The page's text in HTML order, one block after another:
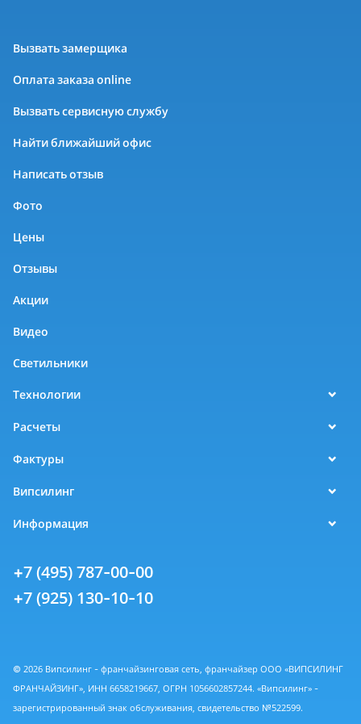
Вызвать замерщика
Оплата заказа online
Вызвать сервисную службу
Найти ближайший офис
Написать отзыв
Фото
Цены
Отзывы
Акции
Видео
Светильники
Технологии
Расчеты
Фактуры
Випсилинг
Информация
+7 (495) 787-00-00
+7 (925) 130-10-10
© 2026 Випсилинг - франчайзинговая сеть, франчайзер ООО «ВИПСИЛИНГ
ФРАНЧАЙЗИНГ», ИНН 6658219667, ОГРН 1056602857244. «Випсилинг» -
зарегистрированный знак обслуживания, свидетельство №522599.